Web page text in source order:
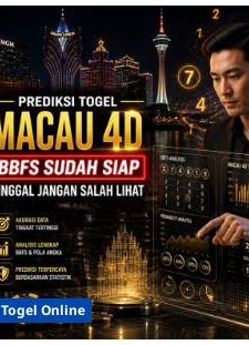
Togel Online